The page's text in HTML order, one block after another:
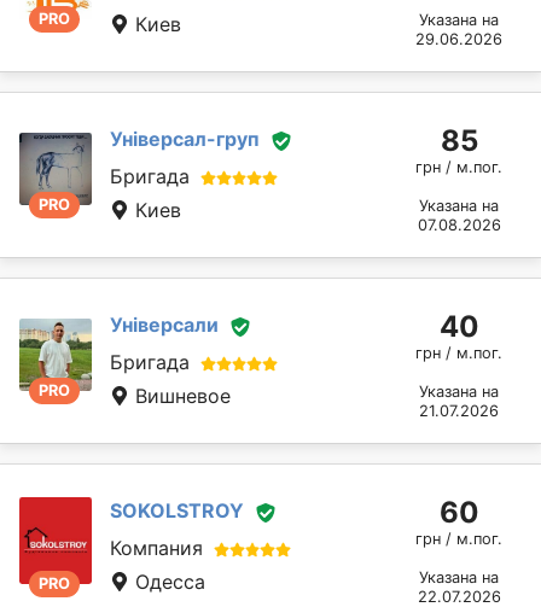
PRO
Киев
Указана на
29.06.2026
PRO
Універсал-груп
Бригада
Киев
85
грн / м.пог.
Указана на
07.08.2026
PRO
Універсали
Бригада
Вишневое
40
грн / м.пог.
Указана на
21.07.2026
PRO
SOKOLSTROY
Компания
Одесса
60
грн / м.пог.
Указана на
22.07.2026